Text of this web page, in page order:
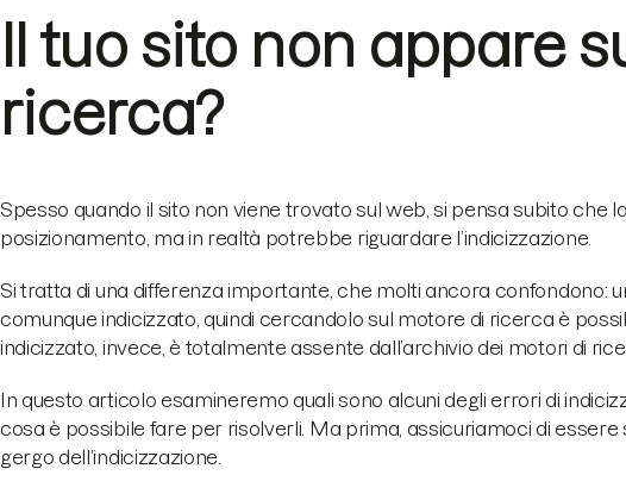
Il tuo sito non appare
ricerca?
Spesso quando il sito non viene trovato sul web, si pensa subito che
posizionamento, ma in realtà potrebbe riguardare l’indicizzazione.
Si tratta di una differenza importante, che molti ancora confondono:
comunque indicizzato, quindi cercandolo sul motore di ricerca è
indicizzato, invece, è totalmente assente dall’archivio dei motori di
In questo articolo esamineremo quali sono alcuni degli errori di
cosa è possibile fare per risolverli. Ma prima, assicuriamoci di
gergo dell’indicizzazione.